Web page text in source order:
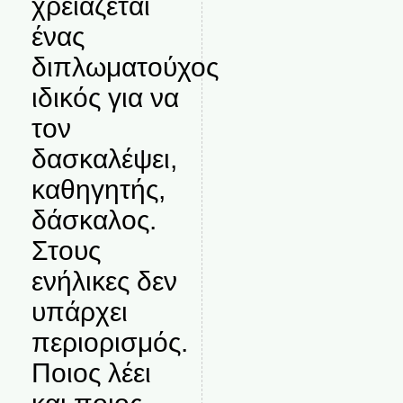
ένας
διπλωματούχος
ιδικός για να
τον
δασκαλέψει,
καθηγητής,
δάσκαλος.
Στους
ενήλικες δεν
υπάρχει
περιορισμός.
Ποιος λέει